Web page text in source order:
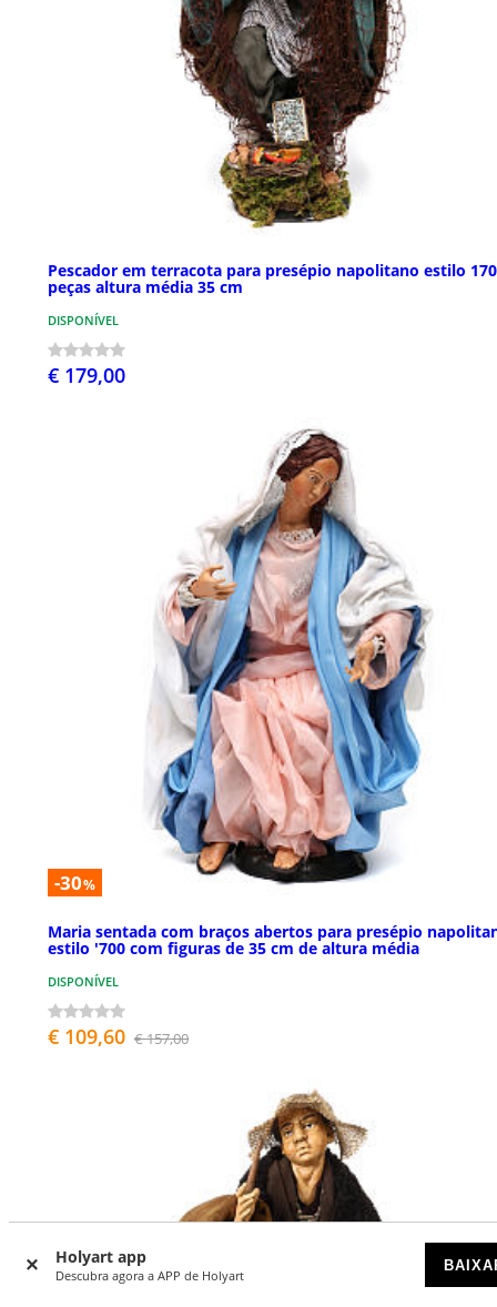
Holyart app
Descubra agora a APP de Holyart
Pescador em terracota para presépio napolitano estilo
peças altura média 35 cm
DISPONÍVEL
€ 179,00
-30%
Maria sentada com braços abertos para presépio
estilo '700 com figuras de 35 cm de altura média
DISPONÍVEL
€ 109,60 € 157,00